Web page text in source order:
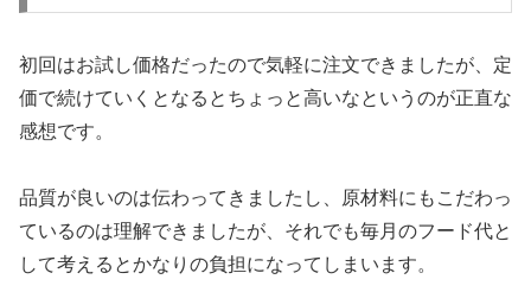
初回はお試し価格だったので気軽に注文できましたが、定
価で続けていくとなるとちょっと高いなというのが正直な
感想です。
品質が良いのは伝わってきましたし、原材料にもこだわっ
ているのは理解できましたが、それでも毎月のフード代と
して考えるとかなりの負担になってしまいます。